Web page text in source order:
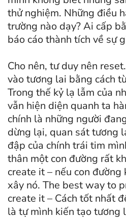
thử nghiệm. Những điều
trường nào dạy? Ai cấp
báo cáo thành tích về sự
Cho nên, tư duy nên
vào tương lai bằng cách
Trong thế kỷ lạ lẫm của
vẫn hiện diện quanh ta
chính là những người
dừng lại, quan sát tương
đập của chính trái tim
thân một con đường rất
create it – nếu con đường
xây nó. The best way to
create it – Cách tốt nhất
là tự mình kiến tạo tương